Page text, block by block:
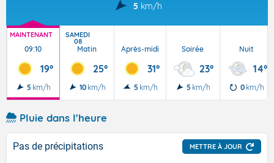
5 km/h
MAINTENANT
09:10
19°
5 km/h
SAMEDI
08
Matin
25°
10 km/h
Après-midi
31°
5 km/h
Soirée
23°
5 km/h
Nuit
14°
0 km/h
Pluie dans l'heure
Pas de précipitations METTRE À JOUR